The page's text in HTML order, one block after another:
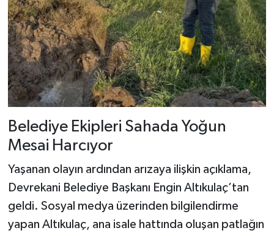
Belediye Ekipleri Sahada Yoğun
Mesai Harcıyor
Yaşanan olayın ardından arızaya ilişkin açıklama,
Devrekani Belediye Başkanı Engin Altıkulaç’tan
geldi. Sosyal medya üzerinden bilgilendirme
yapan Altıkulaç, ana isale hattında oluşan patlağın
Karadeniz Haberleri
Ulusal Haberler
Teknoloji Haberleri
Siyaset Haberleri
Dünya Haberleri
Yerel Haberler